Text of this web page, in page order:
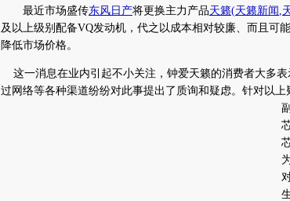
最近市场盛传东风日产将更换主力产品天籁(天籁新闻 ,
及以上级别配备VQ发动机，代之以成本相对较廉、而且可
降低市场价格。
这一消息在业内引起不小关注，钟爱天籁的消费者大多表
过网络等各种渠道纷纷对此事提出了质询和疑虑。 针对以上